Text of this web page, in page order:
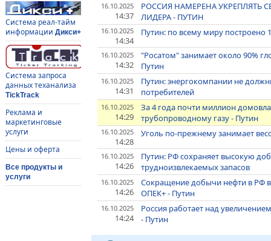
Система реал-тайм
информации Дикси+
Система запроса
данных теханализа
TickTrack
Реклама и
маркетинговые
услуги
Цены и оферта
Все продукты и
услуги
16.10.2025
14:37
РОССИЯ НАМЕРЕНА УКРЕПЛЯТЬ
ЛИДЕРА - ПУТИН
16.10.2025
14:34
Путин: по всему миру построено
16.10.2025
14:32
"Росатом" занимает около 90%
Путин
16.10.2025
14:31
Путин: энергокомпании не
потребителей
16.10.2025
14:29
За 4 года почти миллион
трубопроводному газу - Путин
16.10.2025
14:28
Уголь по-прежнему занимает
16.10.2025
14:26
Путин: РФ сохраняет высокую
трудноизвлекаемых запасов
16.10.2025
14:26
Сокращение добычи нефти в РФ в
ОПЕК+ - Путин
16.10.2025
14:24
Россия работает над
- Путин